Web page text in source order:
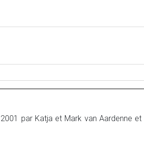
par Katja et Mark van Aardenne